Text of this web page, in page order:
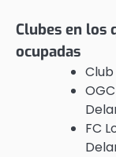
Clubes en los
ocupadas
FC